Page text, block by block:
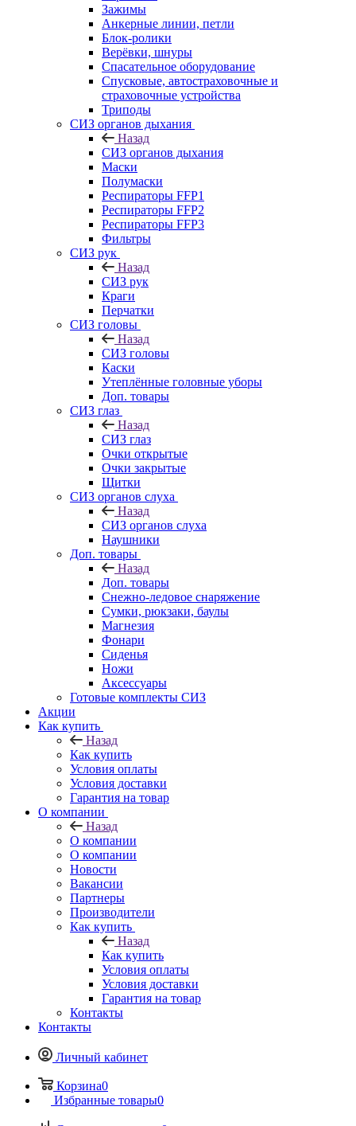
Зажимы
Анкерные линии, петли
Блок-ролики
Верёвки, шнуры
Спасательное оборудование
Спусковые, автостраховочные и
страховочные устройства
Триподы
СИЗ органов дыхания
Назад
СИЗ органов дыхания
Маски
Полумаски
Респираторы FFP1
Респираторы FFP2
Респираторы FFP3
Фильтры
СИЗ рук
Назад
СИЗ рук
Краги
Перчатки
СИЗ головы
Назад
СИЗ головы
Каски
Утеплённые головные уборы
Доп. товары
СИЗ глаз
Назад
СИЗ глаз
Очки открытые
Очки закрытые
Щитки
СИЗ органов слуха
Назад
СИЗ органов слуха
Наушники
Доп. товары
Назад
Доп. товары
Снежно-ледовое снаряжение
Сумки, рюкзаки, баулы
Магнезия
Фонари
Сиденья
Ножи
Аксессуары
Готовые комплекты СИЗ
Акции
Как купить
Назад
Как купить
Условия оплаты
Условия доставки
Гарантия на товар
О компании
Назад
О компании
О компании
Новости
Вакансии
Партнеры
Производители
Как купить
Назад
Как купить
Условия оплаты
Условия доставки
Гарантия на товар
Контакты
Контакты
Личный кабинет
Корзина0
Избранные товары0